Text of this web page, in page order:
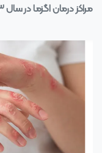
مراکز درمان اگزما در سال ۱۴۰۳